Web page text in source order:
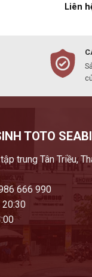
Liên
TOTO
trung Tân Triều,
666 990
20:30